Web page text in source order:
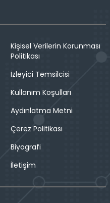
Kişisel Verilerin Korunması
Politikası
İzleyici Temsilcisi
Kullanım Koşulları
Aydınlatma Metni
Çerez Politikası
Biyografi
İletişim